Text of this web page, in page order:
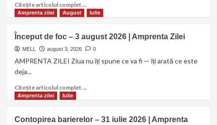
Citește articolul complet ...
Amprenta zilei August Iulie
Început de foc – 3 august 2026 | Amprenta Zilei
MELL august 3, 2026 0
AMPRENTA ZILEI Ziua nu îți spune ce va fi — îți arată ce este
deja...
Citește articolul complet ...
Amprenta zilei Iulie
Contopirea barierelor – 31 iulie 2026 | Amprenta